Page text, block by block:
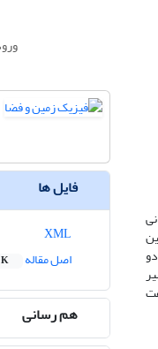
از 816 ایستگاه گرانی
تعیین
فایل ها
اصل مقاله
هم رسانی